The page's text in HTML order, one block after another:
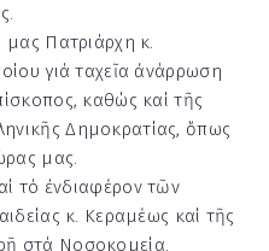
μας Πατριάρχη κ.
γιά ταχεῖα ἀνάρρωση
καθώς καί τῆς
Δημοκρατίας, ὅπως
μας.
τό ἐνδιαφέρον τῶν
κ. Κεραμέως καί τῆς
στά Νοσοκομεία.